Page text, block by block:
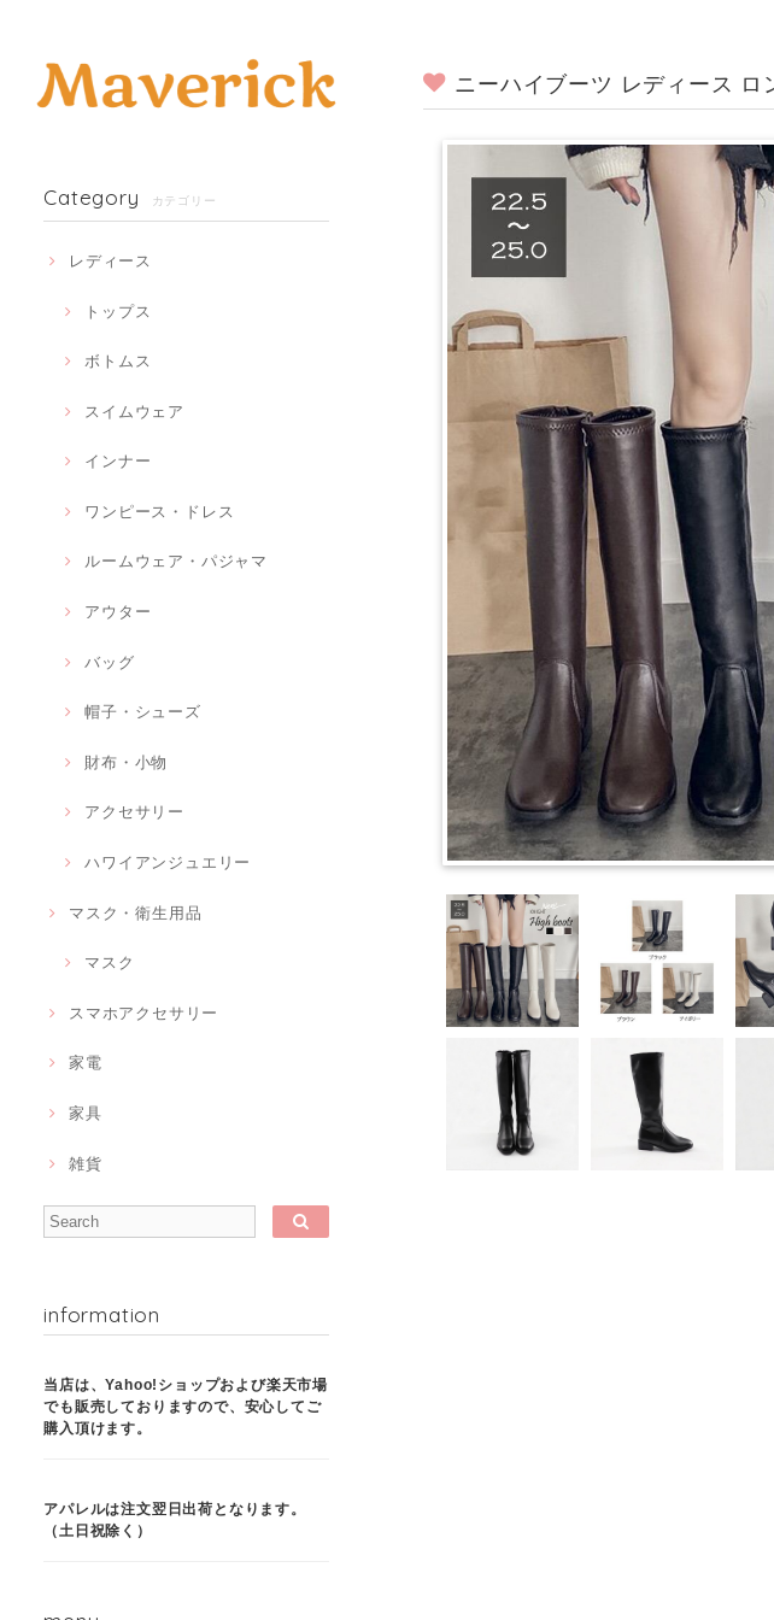
Category カテゴリー
レディース
トップス
ボトムス
スイムウェア
インナー
ワンピース・ドレス
ルームウェア・パジャマ
アウター
バッグ
帽子・シューズ
財布・小物
アクセサリー
ハワイアンジュエリー
マスク・衛生用品
マスク
スマホアクセサリー
家電
家具
雑貨
information
当店は、Yahoo!ショップおよび楽天市場
でも販売しておりますので、安心してご
購入頂けます。
アパレルは注文翌日出荷となります。
（土日祝除く）
ニーハイブーツ レディース